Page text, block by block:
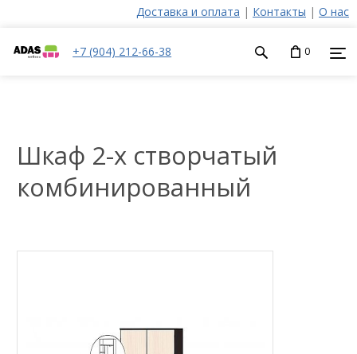
Доставка и оплата | Контакты | О нас
+7 (904) 212-66-38 0
Шкаф 2-х створчатый
комбинированный